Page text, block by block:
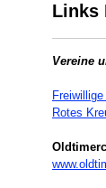
Links
Vereine
Rotes